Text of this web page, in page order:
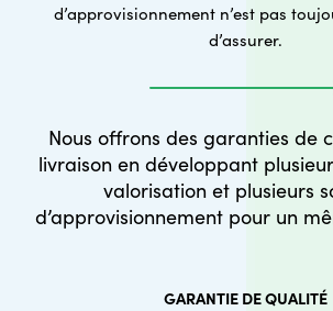
d’approvisionnement n’est pas
d’assurer.
Nous offrons des garanties de
livraison en développant
valorisation et plusieurs
d’approvisionnement pour un
GARANTIE DE QUALITÉ